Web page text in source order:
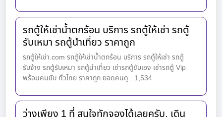
รถตู้ให้เช่าน้ำตกร้อน บริการ รถตู้ให้เช่า รถตู้
รับเหมา รถตู้นำเที่ยว ราคาถูก
รถตู้ให้เช่า.com รถตู้ให้เช่าน้ำตกร้อน บริการ รถตู้ให้เช่า รถตู้
รับจ้าง รถตู้รับเหมา รถตู้นำเที่ยว เช่ารถตู้ขับเอง เช่ารถตู้ Vip
พร้อมคนขับ ทั่วไทย ราคาถูก ยอดคนดู : 1,534
ว่างเพียง 1 ที่ สนใจทักจองได้เลยครับ. เดิน